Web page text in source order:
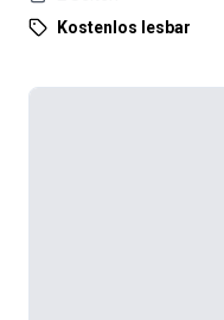
Kostenlos lesbar